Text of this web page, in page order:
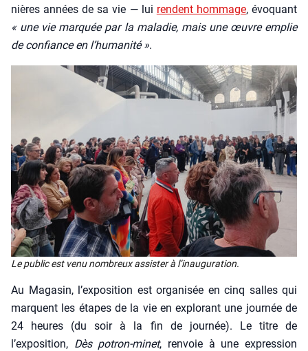
nières années de sa vie — lui rendent hom­mage, évo­quant
« une vie mar­quée par la mala­die, mais une œuvre emplie
de confiance en l’hu­ma­ni­té ».
Le public est venu nom­breux assis­ter à l’i­nau­gu­ra­tion.
Au Maga­sin, l’exposition est orga­ni­sée en cinq salles qui
marquent les étapes de la vie en explo­rant une jour­née de
24 heures (du soir à la fin de jour­née). Le titre de
l’exposition, Dès potron-minet, ren­voie à une expres­sion